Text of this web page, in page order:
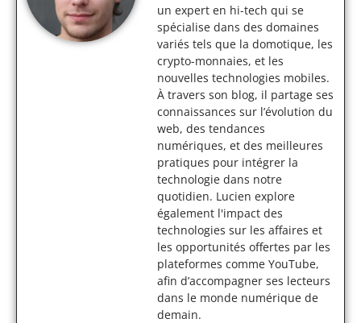
un expert en hi-tech qui se
spécialise dans des domaines
variés tels que la domotique, les
crypto-monnaies, et les
nouvelles technologies mobiles.
À travers son blog, il partage ses
connaissances sur l’évolution du
web, des tendances
numériques, et des meilleures
pratiques pour intégrer la
technologie dans notre
quotidien. Lucien explore
également l'impact des
technologies sur les affaires et
les opportunités offertes par les
plateformes comme YouTube,
afin d’accompagner ses lecteurs
dans le monde numérique de
demain.